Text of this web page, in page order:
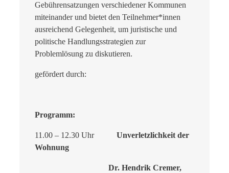
Gebührensatzungen verschiedener Kommunen
miteinander und bietet den Teilnehmer*innen
ausreichend Gelegenheit, um juristische und
politische Handlungsstrategien zur
Problemlösung zu diskutieren.
gefördert durch:
Programm:
11.00 – 12.30 Uhr Unverletzlichkeit der
Wohnung
Dr. Hendrik Cremer,